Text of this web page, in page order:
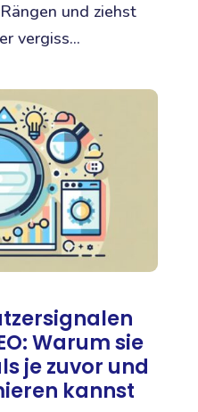
und ziehst
vergiss...
Warum sie
je zuvor und
kannst